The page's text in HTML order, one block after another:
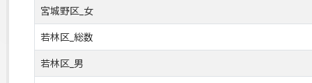
宮城野区_女
若林区_総数
若林区_男